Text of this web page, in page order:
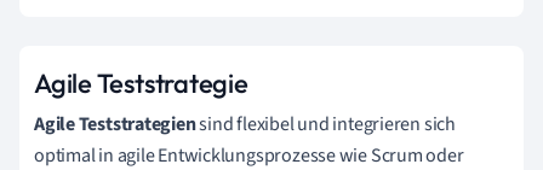
Agile Teststrategie
Agile Teststrategiensind flexibel und integrieren sich
optimal in agile Entwicklungsprozesse wie Scrum oder